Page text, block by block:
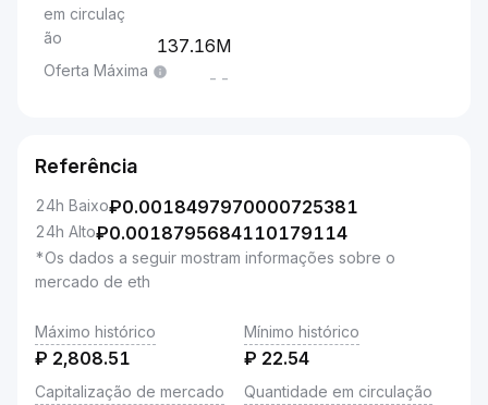
em circulaç
ão
137.16M
Oferta Máxima --
Referência
24h Baixo₽0.0018497970000725381
24h Alto₽0.0018795684110179114
*Os dados a seguir mostram informações sobre o
mercado de eth
Máximo histórico
₽ 2,808.51
Mínimo histórico
₽ 22.54
Capitalização de mercado Quantidade em circulação